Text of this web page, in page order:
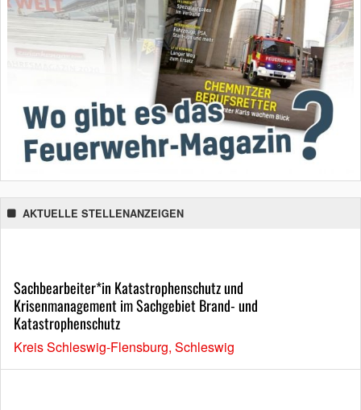
AKTUELLE STELLENANZEIGEN
Sachbearbeiter*in Katastrophenschutz und
Krisenmanagement im Sachgebiet Brand- und
Katastrophenschutz
Kreis Schleswig-Flensburg, Schleswig